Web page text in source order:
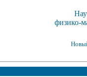
физико-